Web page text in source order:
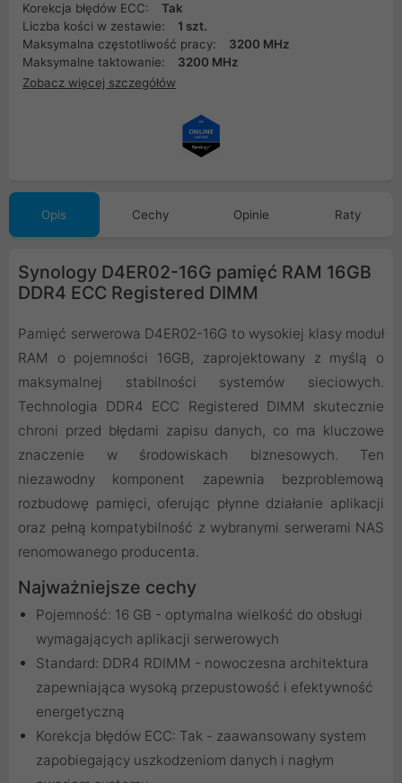
Korekcja błędów ECC:
Tak
Liczba kości w zestawie:
1 szt.
Maksymalna częstotliwość pracy:
3200 MHz
Maksymalne taktowanie:
3200 MHz
Zobacz więcej szczegółów
Opis Cechy Opinie Raty
Synology D4ER02-16G pamięć RAM 16GB
DDR4 ECC Registered DIMM
Pamięć serwerowa D4ER02-16G to wysokiej klasy moduł
RAM o pojemności 16GB, zaprojektowany z myślą o
maksymalnej stabilności systemów sieciowych.
Technologia DDR4 ECC Registered DIMM skutecznie
chroni przed błędami zapisu danych, co ma kluczowe
znaczenie w środowiskach biznesowych. Ten
niezawodny komponent zapewnia bezproblemową
rozbudowę pamięci, oferując płynne działanie aplikacji
oraz pełną kompatybilność z wybranymi serwerami NAS
renomowanego producenta.
Najważniejsze cechy
Pojemność: 16 GB - optymalna wielkość do obsługi
wymagających aplikacji serwerowych
Standard: DDR4 RDIMM - nowoczesna architektura
zapewniająca wysoką przepustowość i efektywność
energetyczną
Korekcja błędów ECC: Tak - zaawansowany system
zapobiegający uszkodzeniom danych i nagłym